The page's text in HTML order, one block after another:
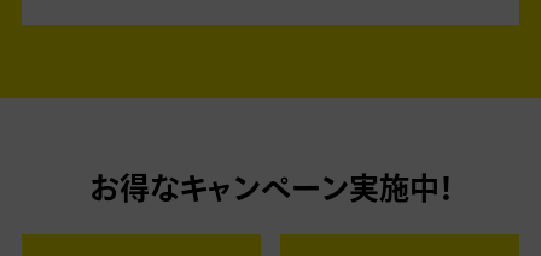
お得なキャンペーン実施中！